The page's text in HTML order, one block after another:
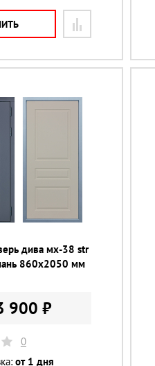
дива мх-38 str
860х2050 мм
900 ₽
0
от 1 дня